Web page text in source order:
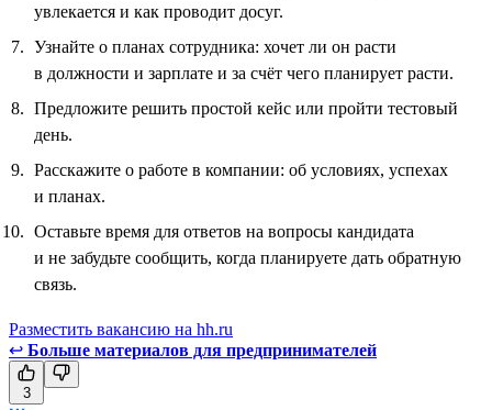
увлекается и как проводит досуг.
Узнайте о планах сотрудника: хочет ли он расти
в должности и зарплате и за счёт чего планирует расти.
Предложите решить простой кейс или пройти тестовый
день.
Расскажите о работе в компании: об условиях, успехах
и планах.
Оставьте время для ответов на вопросы кандидата
и не забудьте сообщить, когда планируете дать обратную
связь.
Разместить вакансию на hh.ru
↩ Больше материалов для предпринимателей
3